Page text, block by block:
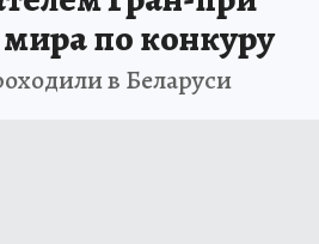
по конкуру
в Беларуси